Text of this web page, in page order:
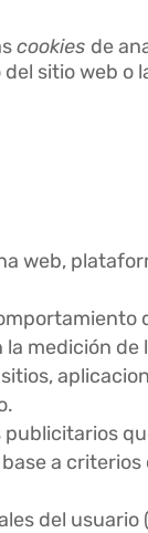
cookies de
sitio web o
web,
la medición de
a
del usuario